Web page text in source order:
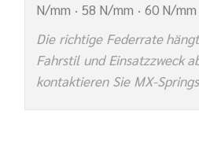
N/mm · 58 N/mm · 60 N/
Die richtige Federrate
Fahrstil und Einsatzzweck
kontaktieren Sie MX-